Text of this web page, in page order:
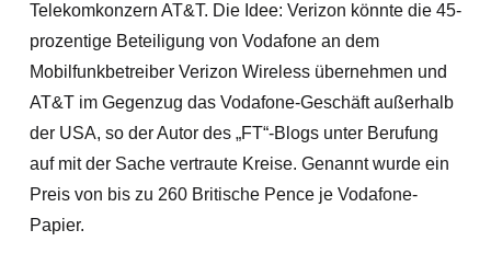
Telekomkonzern AT&T. Die Idee: Verizon könnte die 45-
prozentige Beteiligung von Vodafone an dem
Mobilfunkbetreiber Verizon Wireless übernehmen und
AT&T im Gegenzug das Vodafone-Geschäft außerhalb
der USA, so der Autor des „FT“-Blogs unter Berufung
auf mit der Sache vertraute Kreise. Genannt wurde ein
Preis von bis zu 260 Britische Pence je Vodafone-
Papier.